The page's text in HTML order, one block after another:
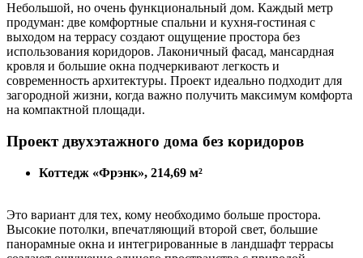
Небольшой, но очень функциональный дом. Каждый метр
продуман: две комфортные спальни и кухня-гостиная с
выходом на террасу создают ощущение простора без
использования коридоров. Лаконичный фасад, мансардная
кровля и большие окна подчеркивают легкость и
современность архитектуры. Проект идеально подходит для
загородной жизни, когда важно получить максимум комфорта
на компактной площади.
Проект двухэтажного дома без коридоров
Коттедж «Фрэнк», 214,69 м²
Это вариант для тех, кому необходимо больше простора.
Высокие потолки, впечатляющий второй свет, большие
панорамные окна и интегрированные в ландшафт террасы